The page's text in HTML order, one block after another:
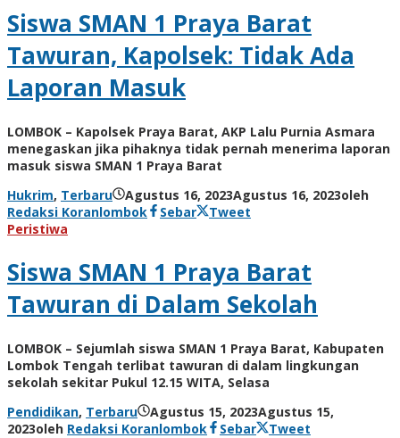
Siswa SMAN 1 Praya Barat
Tawuran, Kapolsek: Tidak Ada
Laporan Masuk
LOMBOK – Kapolsek Praya Barat, AKP Lalu Purnia Asmara
menegaskan jika pihaknya tidak pernah menerima laporan
masuk siswa SMAN 1 Praya Barat
Hukrim, Terbaru Agustus 16, 2023Agustus 16, 2023oleh
Redaksi Koranlombok
Sebar
Tweet
Peristiwa
Siswa SMAN 1 Praya Barat
Tawuran di Dalam Sekolah
LOMBOK – Sejumlah siswa SMAN 1 Praya Barat, Kabupaten
Lombok Tengah terlibat tawuran di dalam lingkungan
sekolah sekitar Pukul 12.15 WITA, Selasa
Pendidikan, Terbaru Agustus 15, 2023Agustus 15,
2023oleh Redaksi Koranlombok Sebar
Tweet